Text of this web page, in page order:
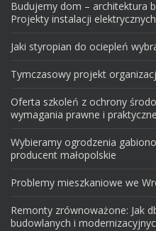
Budujemy dom – architektura
Projekty instalacji
Jaki styropian do ociepleń
Tymczasowy projekt
Oferta szkoleń z ochrony
wymagania prawne i
Wybieramy ogrodzenia
producent małopolskie
Problemy mieszkaniowe we
Remonty zrównoważone: Jak
budowlanych i